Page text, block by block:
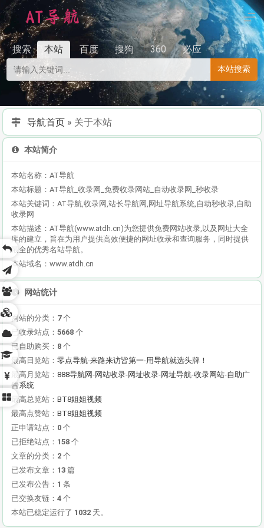
搜索 本站 百度 搜狗 360 必应
本站搜索
导航首页» 关于本站
本站简介
本站名称：AT导航
本站标题：AT导航_收录网_免费收录网站_自动收录网_秒收录
本站关键词：AT导航,收录网,站长导航网,网址导航系统,自动秒收录,自助
收录网
本站描述：AT导航(www.atdh.cn)为您提供免费网站收录,以及网址大全
库的建立，旨在为用户提供高效便捷的网址收录和查询服务，同时提供
最全的优秀名站导航。
本站域名：www.atdh.cn
网站统计
网站的分类： 7个
已收录站点： 5668 个
已自助购买： 8 个
最高日览站： 零点导航-来路来访皆第一-用导航就选头牌！
最高月览站： 888导航网-网站收录-网址收录-网址导航-收录网站-自助广
告系统
最高总览站： BT8姐姐视频
最高点赞站： BT8姐姐视频
正申请站点： 0 个
已拒绝站点： 158 个
文章的分类： 2 个
已发布文章： 13 篇
已发布公告： 1 条
已交换友链： 4 个
本站已稳定运行了 1032 天。